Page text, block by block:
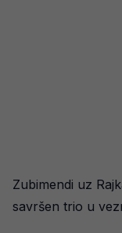
Zubimendi uz
savršen trio u